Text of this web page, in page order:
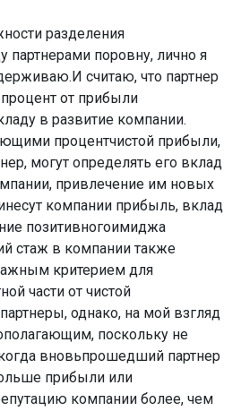
разделения
поровну, лично я
считаю, что партнер
от прибыли
в развитие компании.
процентчистой прибыли,
могут определять его вклад
привлечение им новых
компании прибыль, вклад
позитивногоимиджа
стаж в компании также
критерием для
части от чистой
однако, на мой взгляд
поскольку не
вновьпрошедший партнер
прибыли или
компании более, чем